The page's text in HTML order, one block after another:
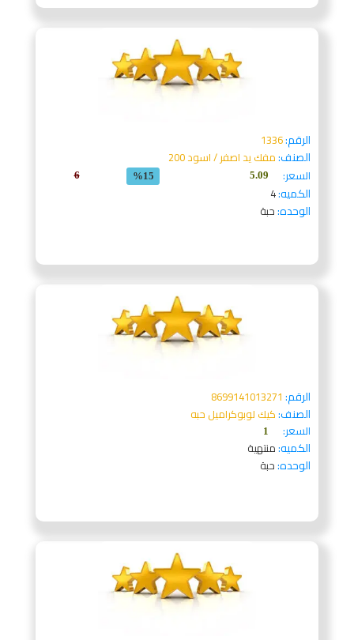
الرقم:1336
الصنف:مفك يد اصفر / اسود 200
السعر:
5.09
%15
6
الكميه:4
الوحده:حبة
الرقم: 8699141013271
الصنف:كيك لوبوكراميل حبه
السعر:
1
الكميه:منتهية
الوحده:حبة